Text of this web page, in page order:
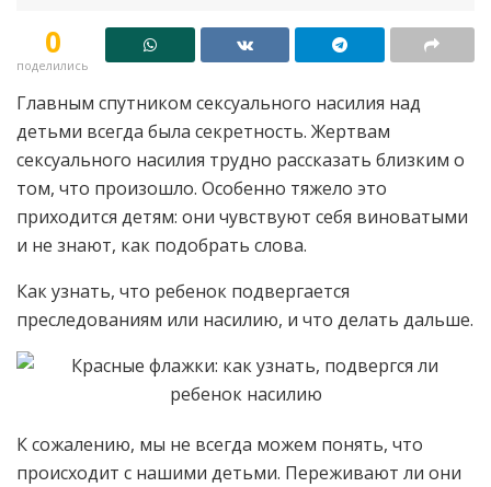
0
поделились
Главным спутником сексуального насилия над
детьми всегда была секретность. Жертвам
сексуального насилия трудно рассказать близким о
том, что произошло. Особенно тяжело это
приходится детям: они чувствуют себя виноватыми
и не знают, как подобрать слова.
Как узнать, что ребенок подвергается
преследованиям или насилию, и что делать дальше.
К сожалению, мы не всегда можем понять, что
происходит с нашими детьми. Переживают ли они